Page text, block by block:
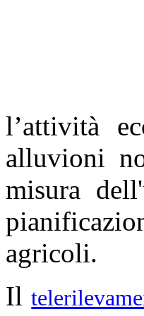
l’attività
alluvioni
misura
agricoli.
Il